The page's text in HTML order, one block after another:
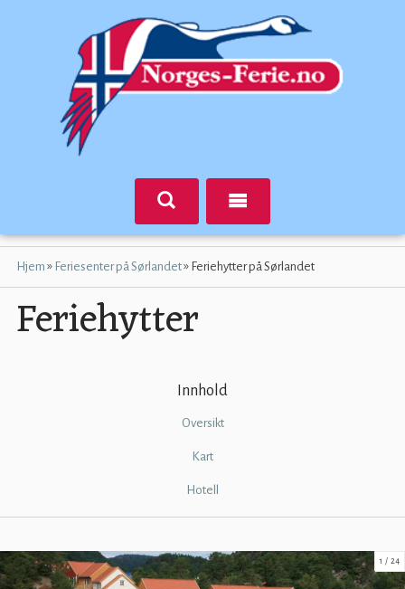
Hjem » Feriesenter på Sørlandet» Feriehytter på Sørlandet
Feriehytter
Innhold
Oversikt
Kart
Hotell
1 24